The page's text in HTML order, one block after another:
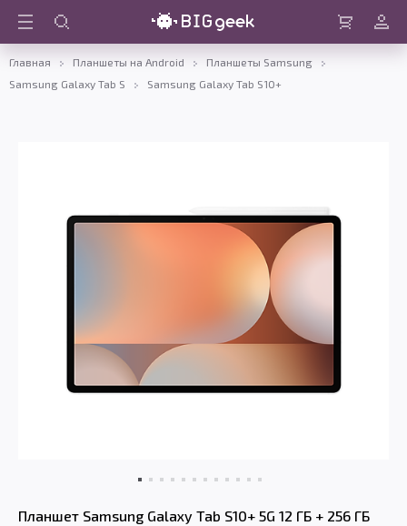
Войти
Главная Планшеты на Android
Планшеты Samsung
Samsung Galaxy Tab S
Samsung Galaxy Tab S10+
Планшет Samsung Galaxy Tab S10+ 5G 12 ГБ + 256 ГБ